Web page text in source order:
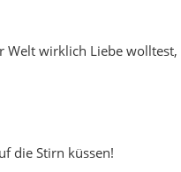
wirklich Liebe
die Stirn küssen!